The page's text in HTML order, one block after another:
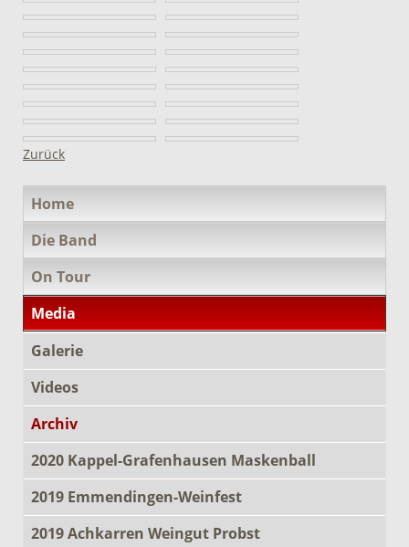
Zurück
überspringen
Home
Die Band
On Tour
Media
Galerie
Videos
Archiv
2020 Kappel-Grafenhausen Maskenball
2019 Emmendingen-Weinfest
2019 Achkarren Weingut Probst